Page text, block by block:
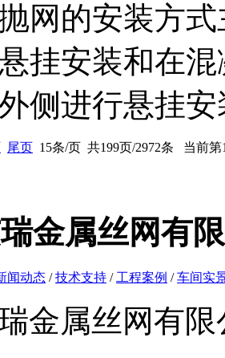
网的安装方
挂安装和在
侧进行悬挂
尾页 15条/页 共199页/2972条 当前
金属丝网有
闻动态 /技术支持 / 工程案例 /车间实
金属丝网有限